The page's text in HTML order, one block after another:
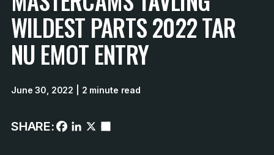
WILDEST PARTS 2022 TAR
NU EMOT ENTRY
June 30, 2022 | 2 minute read
SHARE: